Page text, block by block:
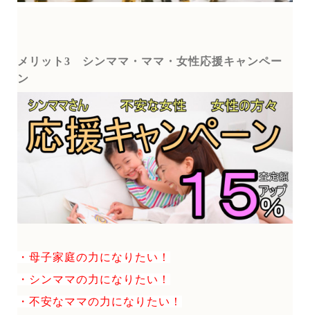
メリット3
シンママ・ママ・女性応援キャンペー
ン
・母子家庭の力になりたい！
・シンママの力になりたい！
・不安なママの力になりたい！